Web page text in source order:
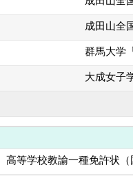
成田山全
群馬大学
大成女子
高等学校教諭一種免許状（